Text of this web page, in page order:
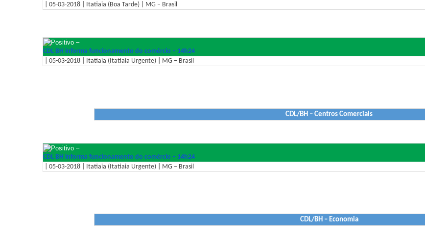
| 05-03-2018 | Itatiaia (Boa Tarde) | MG – Brasil
–
CDL BH informa funcionamento do comércio – 14h24
| 05-03-2018 | Itatiaia (Itatiaia Urgente) | MG – Brasil
CDL/BH – Centros Comerciais
–
CDL BH informa funcionamento do comércio – 14h24
| 05-03-2018 | Itatiaia (Itatiaia Urgente) | MG – Brasil
CDL/BH – Economia